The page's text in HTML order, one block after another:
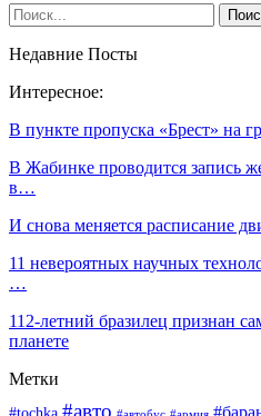
Недавние Посты
Интересное:
В пункте пропуска «Брест» на
В Жабинке проводится запись
в…
И снова меняется расписание
11 невероятных научных
…
112-летний бразилец признан
планете
Метки
#авто